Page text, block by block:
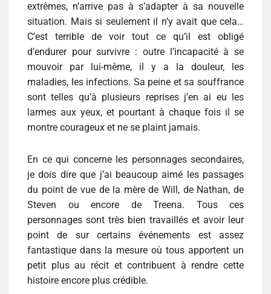
extrêmes, n’arrive pas à s’adapter à sa nouvelle
situation. Mais si seulement il n’y avait que cela…
C’est terrible de voir tout ce qu’il est obligé
d’endurer pour survivre : outre l’incapacité à se
mouvoir par lui-même, il y a la douleur, les
maladies, les infections. Sa peine et sa souffrance
sont telles qu’à plusieurs reprises j’en ai eu les
larmes aux yeux, et pourtant à chaque fois il se
montre courageux et ne se plaint jamais.
En ce qui concerne les personnages secondaires,
je dois dire que j’ai beaucoup aimé les passages
du point de vue de la mère de Will, de Nathan, de
Steven ou encore de Treena. Tous ces
personnages sont très bien travaillés et avoir leur
point de sur certains événements est assez
fantastique dans la mesure où tous apportent un
petit plus au récit et contribuent à rendre cette
histoire encore plus crédible.